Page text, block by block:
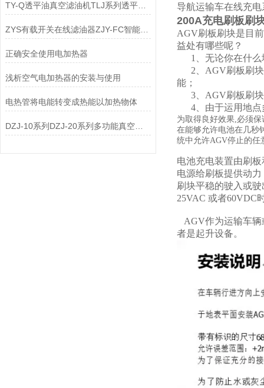
TY-Q透平油真空滤油机TLJ系列透平油滤油机
ZYS有载开关在线滤油器ZJY-FC智能型有载分接开关滤油机
正确安全使用电加热器
浅析空气电加热器的安装与使用
电热管将电能转变成热能以加热物体
DZJ-10系列DZJ-20系列多功能真空滤油机
导航运输车在线充
200A充电刷板刷
AGV刷板刷块是目
益处有哪些呢？
1、无论你在什么
2、AGV刷板刷块
能；
3、AGV刷板刷块
4、由于运用地点
为取得良好效果,必须
在能够允许电池在几秒
统中允许AGV停止的任
电池充电装置由刷
电源给刷板提供动
刷块平稳的驶入或
25VAC 或者60VDC
AGV作为运输车辆
者是起升设备。